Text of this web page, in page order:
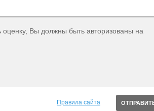
оценку, Вы должны быть авторизованы на
Правила сайта